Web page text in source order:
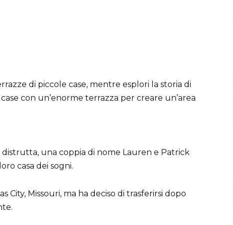
di piccole case, mentre esplori la storia di
con un’enorme terrazza per creare un’area
distrutta, una coppia di nome Lauren e Patrick
casa dei sogni.
City, Missouri, ma ha deciso di trasferirsi dopo